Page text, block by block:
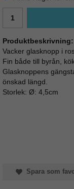
Produktbeskrivning:
Vacker glasknopp i
Fin både till byrån,
Glasknoppens
önskad längd.
Storlek: Ø: 4,5cm
Spara som